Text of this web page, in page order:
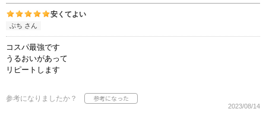
安くてよい
ぶち さん
コスパ最強です
うるおいがあって
リピートします
参考になりましたか？
2023/08/14